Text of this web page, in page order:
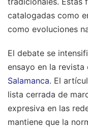
catalogadas como
como evoluciones
El debate se
ensayo en la
Salamanca. El
lista cerrada de
expresiva en las
mantiene que la